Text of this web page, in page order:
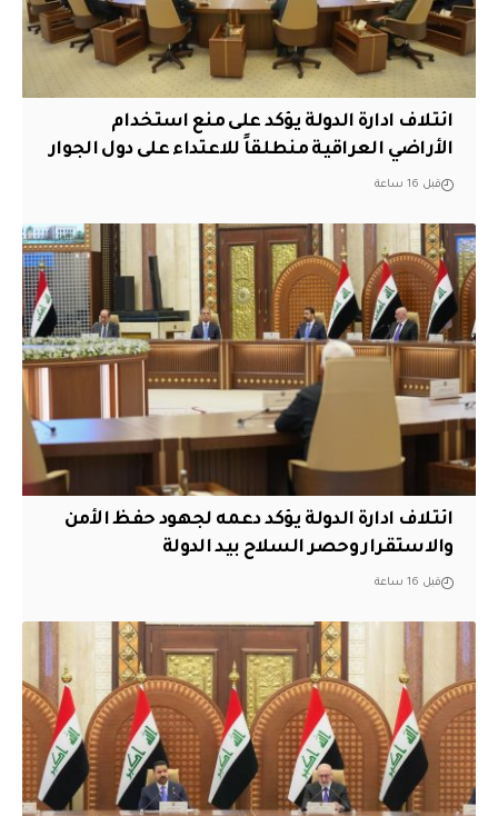
ائتلاف ادارة الدولة يؤكد على منع استخدام
الأراضي العراقية منطلقاً للاعتداء على دول الجوار
قبل 16 ساعة
ائتلاف ادارة الدولة يؤكد دعمه لجهود حفظ الأمن
والاستقرار وحصر السلاح بيد الدولة
قبل 16 ساعة